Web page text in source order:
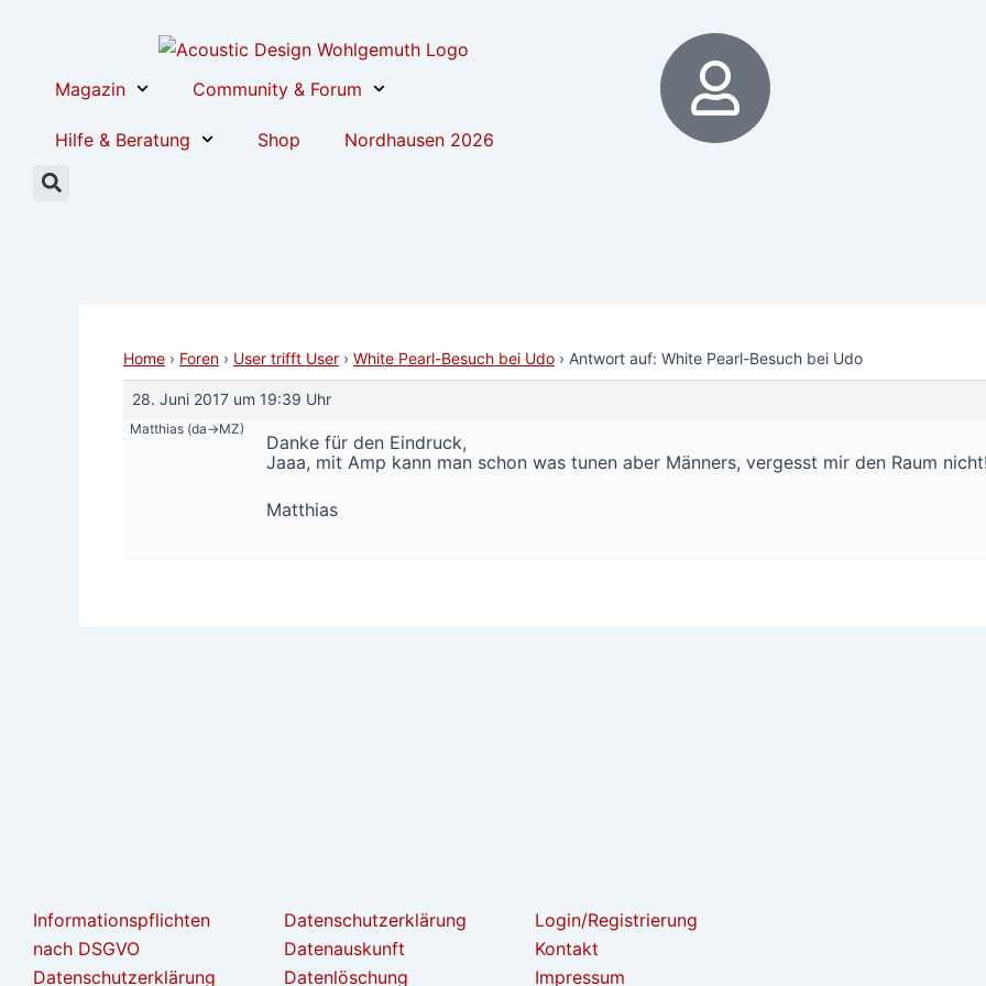
Magazin
Community & Forum
Hilfe & Beratung Shop Nordhausen 2026
Home › Foren › User trifft User › White Pearl-Besuch bei Udo › Antwort auf: White Pearl-Besuch bei Udo
28. Juni 2017 um 19:39 Uhr
Matthias (da->MZ)
Danke für den Eindruck,
Jaaa, mit Amp kann man schon was tunen aber Männers, vergesst mir den Raum nicht!
Matthias
navigation
Informationspflichten
nach DSGVO
Datenschutzerklärung
Datenschutzerklärung
Datenauskunft
Datenlöschung
Login/Registrierung
Kontakt
Impressum